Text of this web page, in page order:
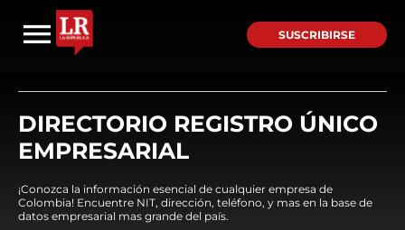
SUSCRIBIRSE
DIRECTORIO REGISTRO ÚNICO
EMPRESARIAL
¡Conozca la información esencial de cualquier empresa de
Colombia! Encuentre NIT, dirección, teléfono, y mas en la base de
datos empresarial mas grande del país.